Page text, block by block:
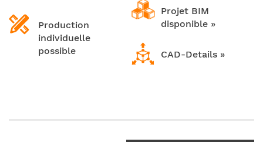
Production
individuelle
possible
Projet BIM
disponible »
CAD-Details »